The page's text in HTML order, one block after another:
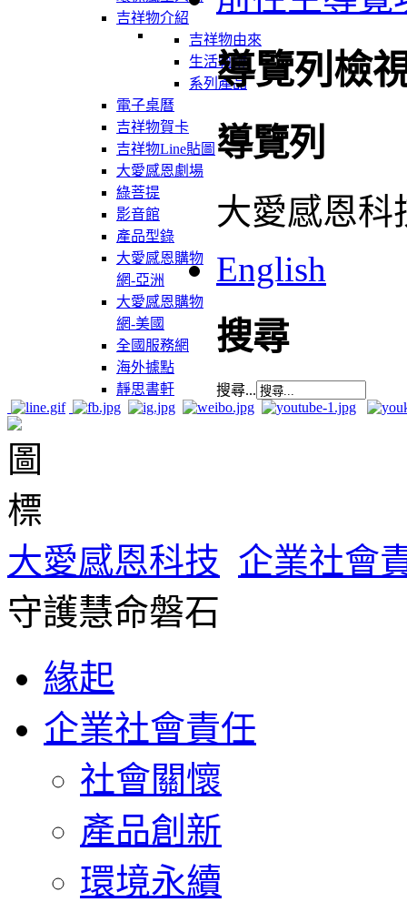
吉祥物介紹
吉祥物由來
生活軌跡
系列產品
電子桌曆
吉祥物賀卡
吉祥物Line貼圖
大愛感恩劇場
綠菩提
影音館
產品型錄
大愛感恩購物
網-亞洲
大愛感恩購物
網-美國
全國服務網
海外據點
靜思書軒
導覽列檢
導覽列
大愛感恩科
English
搜尋
搜尋...
大愛感恩科技 企業社會
守護慧命磐石
緣起
企業社會責任
社會關懷
產品創新
環境永續